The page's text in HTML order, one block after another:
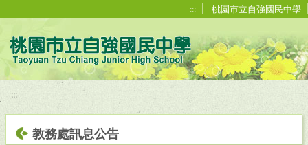
::: 桃園市立自強國民中學
:::
教務處訊息公告